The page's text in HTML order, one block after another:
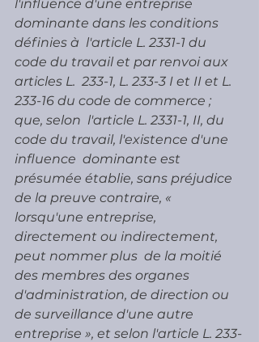
l'influence d'une entreprise
dominante dans les conditions
définies à  l'article L. 2331-1 du
code du travail et par renvoi aux
articles L.  233-1, L. 233-3 I et II et L.
233-16 du code de commerce ;
que, selon  l'article L. 2331-1, II, du
code du travail, l'existence d'une
influence  dominante est
présumée établie, sans préjudice
de la preuve contraire, «
lorsqu'une entreprise,
directement ou indirectement,
peut nommer plus  de la moitié
des membres des organes
d'administration, de direction ou
de surveillance d'une autre
entreprise », et selon l'article L. 233-